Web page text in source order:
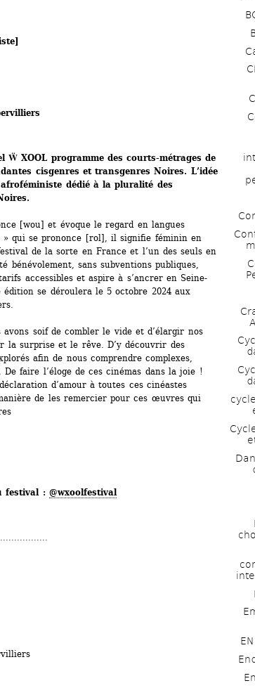
Ẅ XOOL programme des courts-métrages de
cisgenres et transgenres Noires. L’idée
dédié à la pluralité des
[wou] et évoque le regard en langues
» qui se prononce [rol], il signifie féminin en
de la sorte en France et l’un des seuls en
bénévolement, sans subventions publiques,
accessibles et aspire à s’ancrer en Seine-
édition se déroulera le 5 octobre 2024 aux
avons soif de combler le vide et d’élargir nos
la surprise et le rêve. D’y découvrir des
afin de nous comprendre complexes,
faire l’éloge de ces cinémas dans la joie !
d’amour à toutes ces cinéastes
de les remercier pour ces œuvres qui
festival : @wxoolfestival